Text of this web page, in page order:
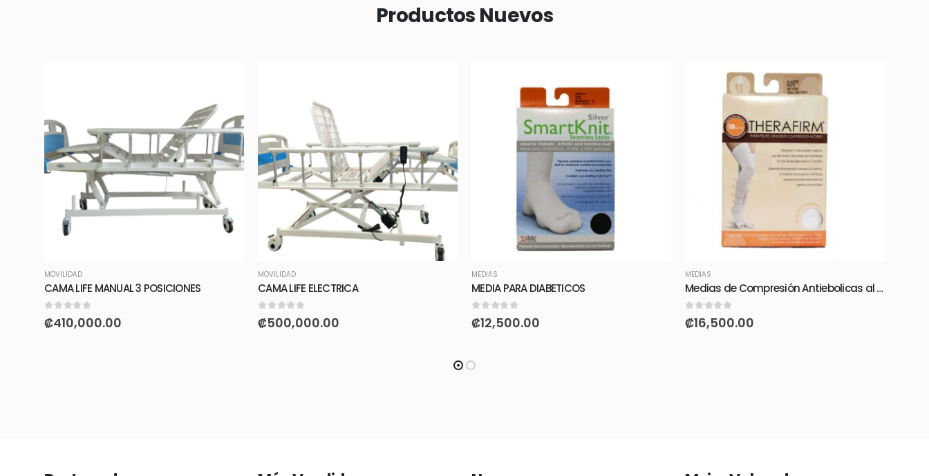
Productos Nuevos
MOVILIDAD
CAMA LIFE MANUAL 3 POSICIONES
0out of 5
₡410,000.00
MOVILIDAD
CAMA LIFE ELECTRICA
0out of 5
₡500,000.00
MEDIAS
MEDIA PARA DIABETICOS
0out of 5
₡12,500.00
MEDIAS
Medias de Compresión Antiebolicas al Muslo 18 mmHg con Punta Abierta
0out of 5
₡16,500.00